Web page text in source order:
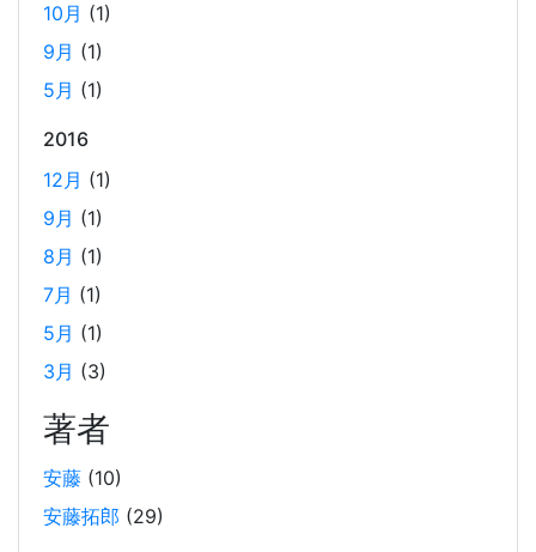
当社では、2024年12月に、サービスの検索エンジンを
OpenSearch のマネージドクラスターからサーバーレスに
変更しました。 主に実費のコストダウンとマネジメントコ
2024年末の LangChain チュートリアル
2024-12-15
LangChainの利用方法に関するチュートリアルです。2024
年12月の技術勉強会の内容を基に、LangChainの基本的な
使い方や環境構築手順、シンプルなLLMの使用方法、APIサ
から取得したデータを用いたRAGとメモリーセーバーの実
10月 (1)
9月 (1)
5月 (1)
2016
12月 (1)
9月 (1)
8月 (1)
7月 (1)
5月 (1)
3月 (3)
著者
安藤 (10)
安藤拓郎 (29)